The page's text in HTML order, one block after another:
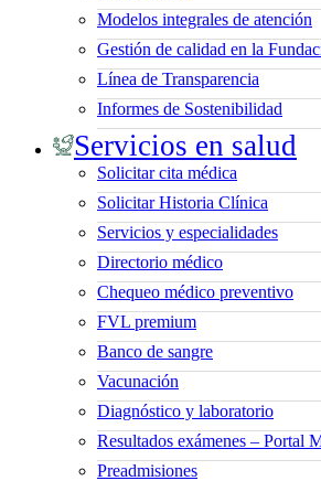
Modelos integrales de atención
Gestión de calidad en la
Línea de Transparencia
Informes de Sostenibilidad
Servicios en salud
Solicitar cita médica
Solicitar Historia Clínica
Servicios y especialidades
Directorio médico
Chequeo médico preventivo
FVL premium
Banco de sangre
Vacunación
Diagnóstico y laboratorio
Resultados exámenes – Portal
Preadmisiones